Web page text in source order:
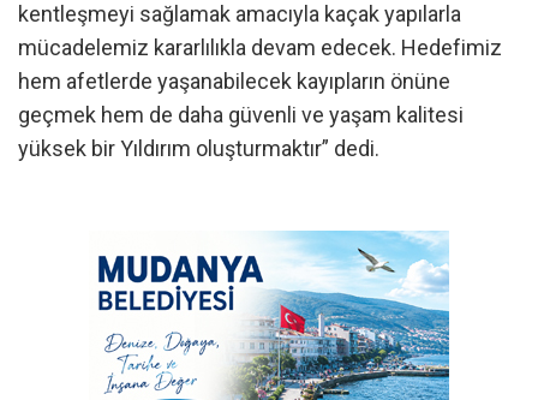
kentleşmeyi sağlamak amacıyla kaçak yapılarla
mücadelemiz kararlılıkla devam edecek. Hedefimiz
hem afetlerde yaşanabilecek kayıpların önüne
geçmek hem de daha güvenli ve yaşam kalitesi
yüksek bir Yıldırım oluşturmaktır” dedi.